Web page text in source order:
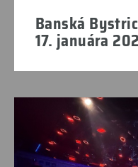
Banská
17. januára